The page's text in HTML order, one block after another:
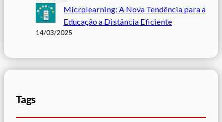
Microlearning: A Nova Tendência para a
Educação a Distância Eficiente
14/03/2025
Tags